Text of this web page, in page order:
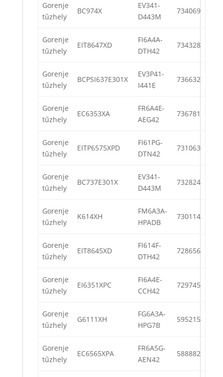
Gorenje
tűzhely
BC974X
EV341-
D443M
734069
Gorenje
tűzhely
EIT8647XD
FI6A4A-
DTH42
734328
Gorenje
tűzhely
BCPSI637E301X
EV3P41-
I441E
736632
Gorenje
tűzhely
EC6353XA
FR6A4E-
AEG42
736781
Gorenje
tűzhely
EITP6575XPD
FI61PG-
DTN42
731063
Gorenje
tűzhely
BC737E301X
EV341-
D443M
732824
Gorenje
tűzhely
K614XH
FM6A3A-
HPADB
730114
Gorenje
tűzhely
EIT8645XD
FI614F-
DTH42
728656
Gorenje
tűzhely
EI6351XPC
FI6A4E-
CCH42
729745
Gorenje
tűzhely
G6111XH
FG6A3A-
HPG7B
595215
Gorenje
tűzhely
EC6565XPA
FR6A5G-
AEN42
588882